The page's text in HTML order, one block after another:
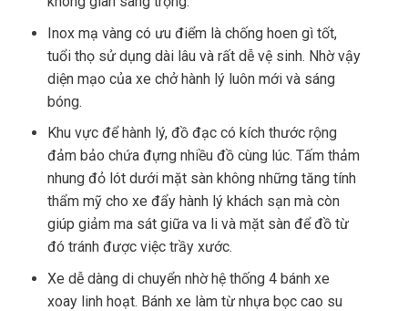
Inox mạ vàng có ưu điểm là chống hoen gì tốt,
tuổi thọ sử dụng dài lâu và rất dễ vệ sinh. Nhờ vậy
diện mạo của xe chở hành lý luôn mới và sáng
bóng.
Khu vực để hành lý, đồ đạc có kích thước rộng
đảm bảo chứa đựng nhiều đồ cùng lúc. Tấm thảm
nhung đỏ lót dưới mặt sàn không những tăng tính
thẩm mỹ cho xe đẩy hành lý khách sạn mà còn
giúp giảm ma sát giữa va li và mặt sàn để đồ từ
đó tránh được việc trầy xước.
Xe dễ dàng di chuyển nhờ hệ thống 4 bánh xe
xoay linh hoạt. Bánh xe làm từ nhựa bọc cao su